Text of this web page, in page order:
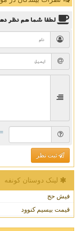
لطفا شما همنظر
= ۷ بعلاوه ۱
ثبت نظر
لینک دوستان كونفه
فیش حج
قیمت بیسیم کنوود